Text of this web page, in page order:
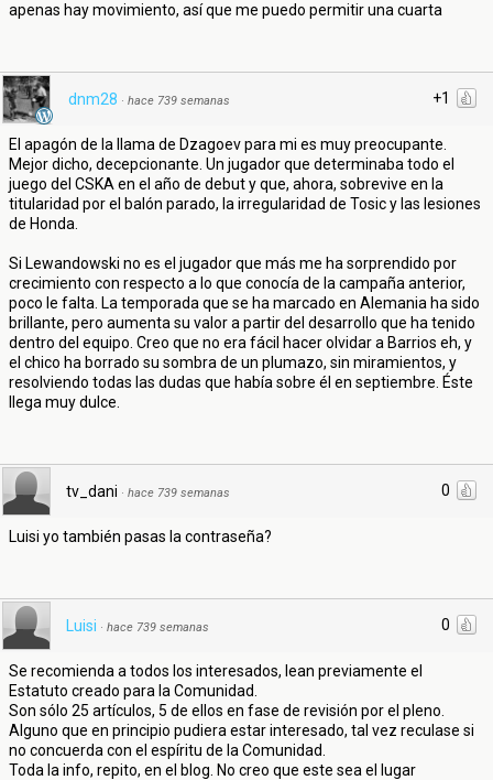
apenas hay movimiento, así que me puedo permitir una cuarta
+1
dnm28 · hace 739 semanas
El apagón de la llama de Dzagoev para mi es muy preocupante.
Mejor dicho, decepcionante. Un jugador que determinaba todo el
juego del CSKA en el año de debut y que, ahora, sobrevive en la
titularidad por el balón parado, la irregularidad de Tosic y las lesiones
de Honda.
Si Lewandowski no es el jugador que más me ha sorprendido por
crecimiento con respecto a lo que conocía de la campaña anterior,
poco le falta. La temporada que se ha marcado en Alemania ha sido
brillante, pero aumenta su valor a partir del desarrollo que ha tenido
dentro del equipo. Creo que no era fácil hacer olvidar a Barrios eh, y
el chico ha borrado su sombra de un plumazo, sin miramientos, y
resolviendo todas las dudas que había sobre él en septiembre. Éste
llega muy dulce.
0
tv_dani · hace 739 semanas
Luisi yo también pasas la contraseña?
0
Luisi · hace 739 semanas
Se recomienda a todos los interesados, lean previamente el
Estatuto creado para la Comunidad.
Son sólo 25 artículos, 5 de ellos en fase de revisión por el pleno.
Alguno que en principio pudiera estar interesado, tal vez reculase si
no concuerda con el espíritu de la Comunidad.
Toda la info, repito, en el blog. No creo que este sea el lugar